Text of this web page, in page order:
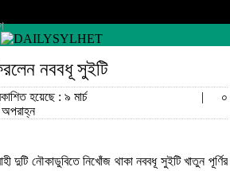
নববধূ সুইটি
হয়েছে : ৯ মার্চ
| ০
দুটি নৌকাডুবিতে নিখোঁজ থাকা নববধূ সুইটি খাতুন পূর্ণির